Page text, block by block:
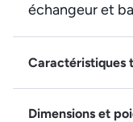
échangeur et
Caractéristiques
Dimensions et